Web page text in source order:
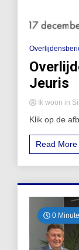
Jeuris
Ik woon in
Klik op de
Read More
0